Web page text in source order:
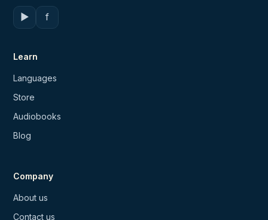
▶ f
Learn
Languages
Store
Audiobooks
Blog
Company
About us
Contact us